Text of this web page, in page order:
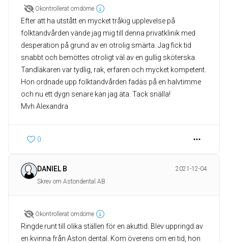
Okontrollerat omdöme
Efter att ha utstått en mycket tråkig upplevelse på
folktandvården vände jag mig till denna privatklinik med
desperation på grund av en otrolig smärta. Jag fick tid
snabbt och bemöttes otroligt väl av en gullig sköterska.
Tandläkaren var tydlig, rak, erfaren och mycket kompetent.
Hon ordnade upp folktandvården fadäs på en halvtimme
och nu ett dygn senare kan jag äta. Tack snälla!
Mvh Alexandra
0
DANIEL B
2021-12-04
Skrev om Astondental AB
Okontrollerat omdöme
Ringde runt till olika ställen för en akuttid. Blev uppringd av
en kvinna från Aston dental. Kom överens om en tid, hon